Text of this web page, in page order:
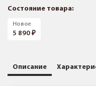
Состояние товара:
Новое
5 890
Описание